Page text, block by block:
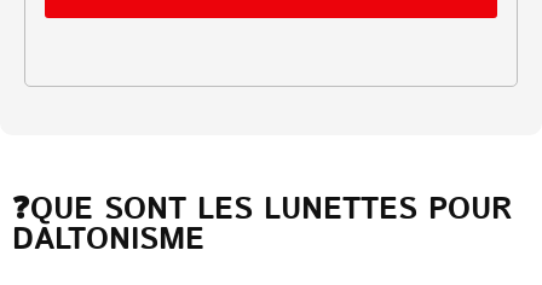
❓QUE SONT LES LUNETTES POUR
DALTONISME